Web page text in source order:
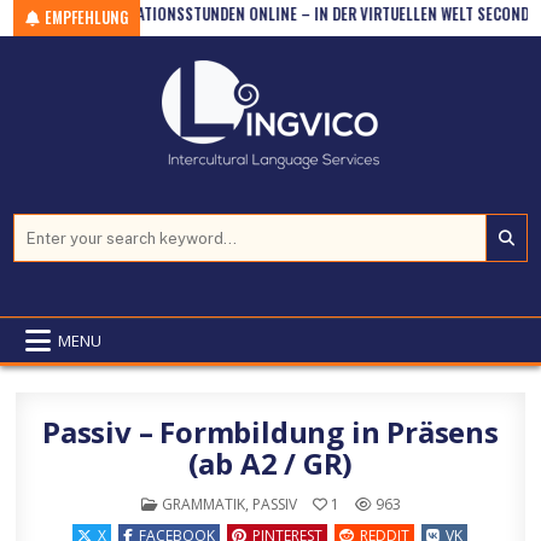
Skip to content
EMPFEHLUNG
KOVERSATIONSSTUNDEN ONLINE – IN DER VIRTUELLEN WELT SECOND LIFE
MENU
Passiv – Formbildung in Präsens
(ab A2 / GR)
POSTED IN
GRAMMATIK, PASSIV 1
963
X
FACEBOOK PINTEREST REDDIT
VK